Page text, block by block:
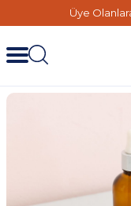
Üye